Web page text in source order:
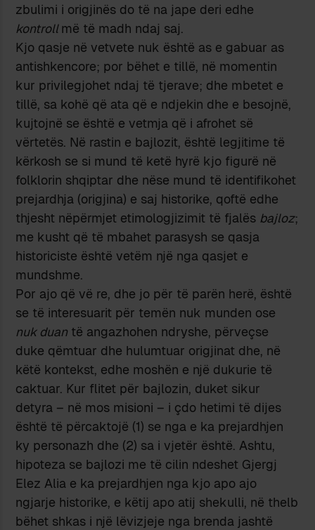
zbulimi i origjinës do të na jape deri edhe
kontrollmë të madh ndaj saj.
Kjo qasje në vetvete nuk është as e gabuar as
antishkencore; por bëhet e tillë, në momentin
kur privilegjohet ndaj të tjerave; dhe mbetet e
tillë, sa kohë që ata që e ndjekin dhe e besojnë,
kujtojnë se është e vetmja që i afrohet së
vërtetës. Në rastin e bajlozit, është legjitime të
kërkosh se si mund të ketë hyrë kjo figurë në
folklorin shqiptar dhe nëse mund të identifikohet
prejardhja (origjina) e saj historike, qoftë edhe
thjesht nëpërmjet etimologjizimit të fjalës bajloz;
me kusht që të mbahet parasysh se qasja
historiciste është vetëm një nga qasjet e
mundshme.
Por ajo që vë re, dhe jo për të parën herë, është
se të interesuarit për temën nuk munden ose
nuk duan të angazhohen ndryshe, përveçse
duke qëmtuar dhe hulumtuar origjinat dhe, në
këtë kontekst, edhe moshën e një dukurie të
caktuar. Kur flitet për bajlozin, duket sikur
detyra – në mos misioni – i çdo hetimi të dijes
është të përcaktojë (1) se nga e ka prejardhjen
ky personazh dhe (2) sa i vjetër është. Ashtu,
hipoteza se bajlozi me të cilin ndeshet Gjergj
Elez Alia e ka prejardhjen nga kjo apo ajo
ngjarje historike, e këtij apo atij shekulli, në thelb
bëhet shkas i një lëvizjeje nga brenda jashtë